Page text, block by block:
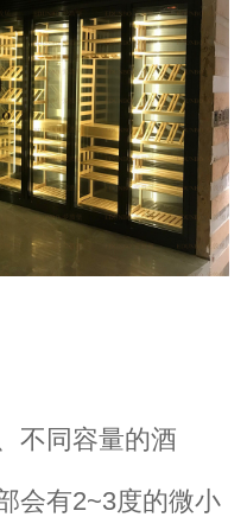
不同容量的酒
会有2~3度的微小